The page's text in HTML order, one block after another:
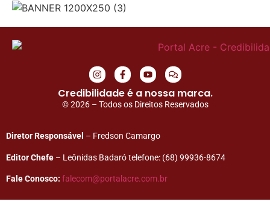
Credibilidade é a nossa marca.
© 2026 – Todos os Direitos Reservados
Diretor Responsável – Fredson Camargo
Editor Chefe – Leônidas Badaró telefone: (68) 99936-8674
Fale Conosco: falecom@portalacre.com.br